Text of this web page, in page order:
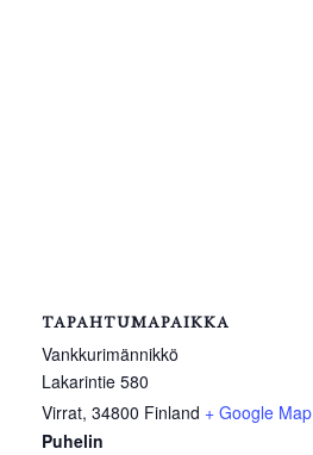
TAPAHTUMAPAIKKA
Vankkurimännikkö
Lakarintie 580
Virrat, 34800 Finland + Google Map
Puhelin